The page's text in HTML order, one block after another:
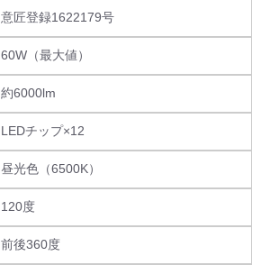
意匠登録1622179号
60W（最大値）
約6000lm
LEDチップ×12
昼光色（6500K）
120度
前後360度